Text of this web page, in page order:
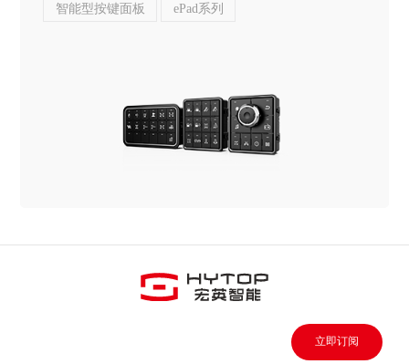
智能型按键面板 ePad系列
立即订阅